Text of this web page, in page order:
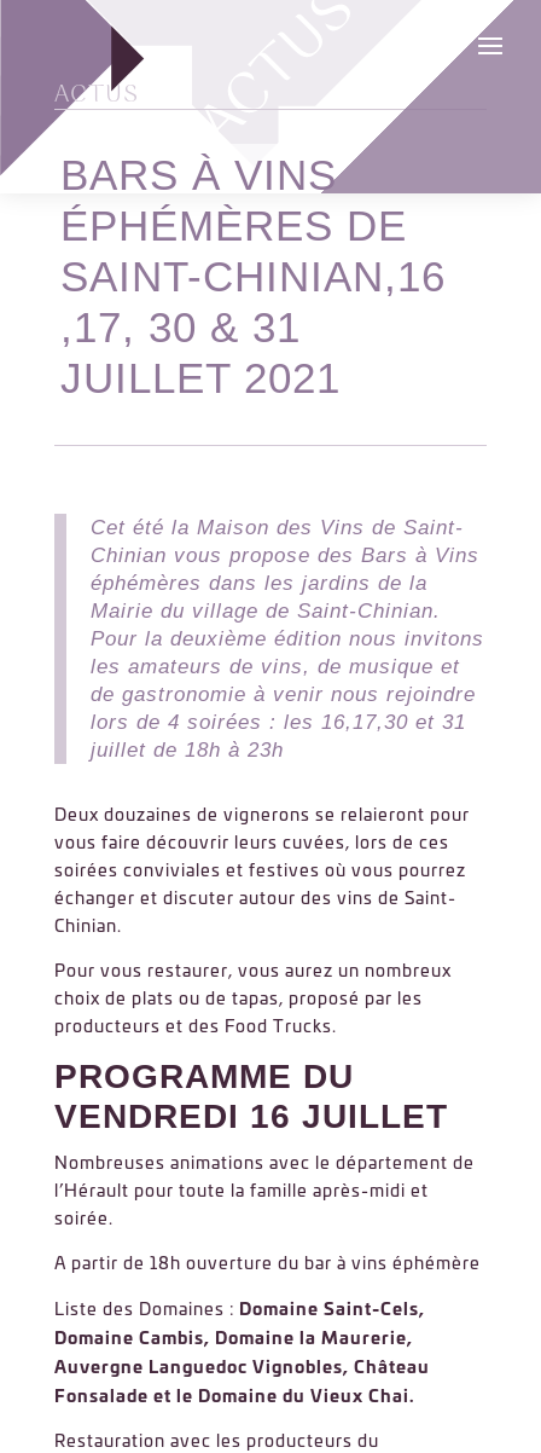
ACTUS
BARS À VINS
ÉPHÉMÈRES DE
SAINT-CHINIAN,16
,17, 30 & 31
JUILLET 2021
Cet été la Maison des Vins de Saint-
Chinian vous propose des Bars à Vins
éphémères dans les jardins de la
Mairie du village de Saint-Chinian.
Pour la deuxième édition nous invitons
les amateurs de vins, de musique et
de gastronomie à venir nous rejoindre
lors de 4 soirées : les 16,17,30 et 31
juillet de 18h à 23h
Deux douzaines de vignerons se relaieront pour
vous faire découvrir leurs cuvées, lors de ces
soirées conviviales et festives où vous pourrez
échanger et discuter autour des vins de Saint-
Chinian.
Pour vous restaurer, vous aurez un nombreux
choix de plats ou de tapas, proposé par les
producteurs et des Food Trucks.
PROGRAMME DU
VENDREDI 16 JUILLET
Nombreuses animations avec le département de
l’Hérault pour toute la famille après-midi et
soirée.
A partir de 18h ouverture du bar à vins éphémère
Liste des Domaines : Domaine Saint-Cels,
Domaine Cambis, Domaine la Maurerie,
Auvergne Languedoc Vignobles, Château
Fonsalade et le Domaine du Vieux Chai.
Restauration avec les producteurs du